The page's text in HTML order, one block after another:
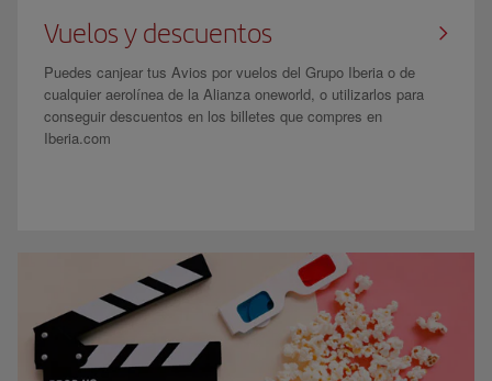
Vuelos y descuentos
Puedes canjear tus Avios por vuelos del Grupo Iberia o de
cualquier aerolínea de la Alianza oneworld, o utilizarlos para
conseguir descuentos en los billetes que compres en
Iberia.com